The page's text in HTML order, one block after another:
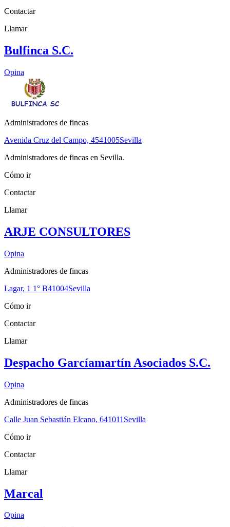
Contactar
Llamar
Bulfinca S.C.
Opina
Administradores de fincas
Avenida Cruz del Campo, 4541005Sevilla
Administradores de fincas en Sevilla.
Cómo ir
Contactar
Llamar
ARJE CONSULTORES
Opina
Administradores de fincas
Lagar, 1 1° B41004Sevilla
Cómo ir
Contactar
Llamar
Despacho Garcíamartín Asociados S.C.
Opina
Administradores de fincas
Calle Juan Sebastián Elcano, 641011 Sevilla
Cómo ir
Contactar
Llamar
Marcal
Opina